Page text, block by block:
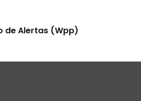
de Alertas (Wpp)